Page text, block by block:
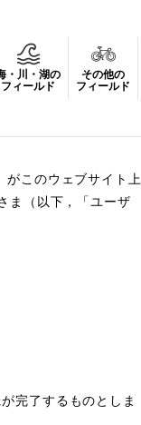
・川・湖の
フィールド
その他の
フィールド
がこのウェブサイト上
ま（以下，「ユーザ
完了するものとしま